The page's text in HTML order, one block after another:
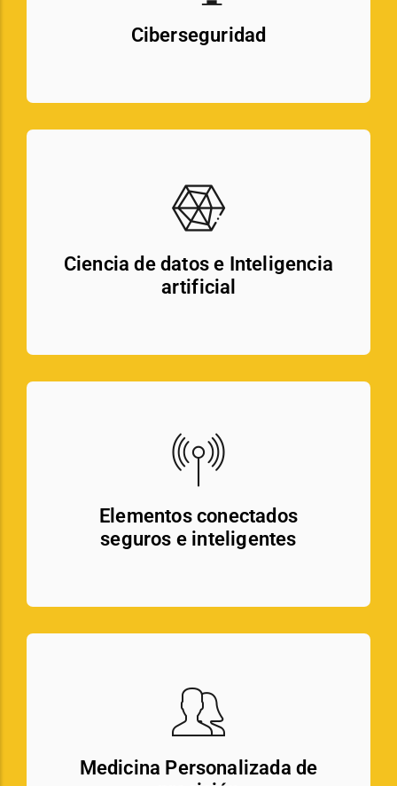
Ciberseguridad
Ciencia de datos e Inteligencia
artificial
Elementos conectados
seguros e inteligentes
Medicina Personalizada de